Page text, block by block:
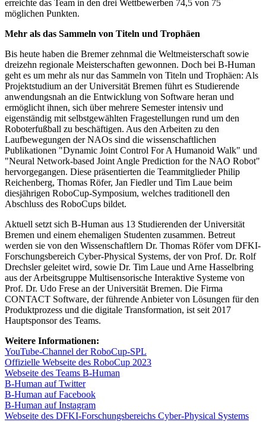
erreichte das Team in den drei Wettbewerben 74,5 von 75
möglichen Punkten.
Mehr als das Sammeln von Titeln und Trophäen
Bis heute haben die Bremer zehnmal die Weltmeisterschaft sowie
dreizehn regionale Meisterschaften gewonnen. Doch bei B-Human
geht es um mehr als nur das Sammeln von Titeln und Trophäen: Als
Projektstudium an der Universität Bremen führt es Studierende
anwendungsnah an die Entwicklung von Software heran und
ermöglicht ihnen, sich über mehrere Semester intensiv und
eigenständig mit selbstgewählten Fragestellungen rund um den
Roboterfußball zu beschäftigen. Aus den Arbeiten zu den
Laufbewegungen der NAOs sind die wissenschaftlichen
Publikationen "Dynamic Joint Control For A Humanoid Walk" und
"Neural Network-based Joint Angle Prediction for the NAO Robot"
hervorgegangen. Diese präsentierten die Teammitglieder Philip
Reichenberg, Thomas Röfer, Jan Fiedler und Tim Laue beim
diesjährigen RoboCup-Symposium, welches traditionell den
Abschluss des RoboCups bildet.
Aktuell setzt sich B-Human aus 13 Studierenden der Universität
Bremen und einem ehemaligen Studenten zusammen. Betreut
werden sie von den Wissenschaftlern Dr. Thomas Röfer vom DFKI-
Forschungsbereich Cyber-Physical Systems, der von Prof. Dr. Rolf
Drechsler geleitet wird, sowie Dr. Tim Laue und Arne Hasselbring
aus der Arbeitsgruppe Multisensorische Interaktive Systeme von
Prof. Dr. Udo Frese an der Universität Bremen. Die Firma
CONTACT Software, der führende Anbieter von Lösungen für den
Produktprozess und die digitale Transformation, ist seit 2017
Hauptsponsor des Teams.
Weitere Informationen:
YouTube-Channel der RoboCup-SPL
Offizielle Webseite des RoboCup 2023
Webseite des Teams B-Human
B-Human auf Twitter
B-Human auf Facebook
B-Human auf Instagram
Webseite des DFKI-Forschungsbereichs Cyber-Physical Systems